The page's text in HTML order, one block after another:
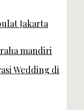
Jakarta
mandiri
Wedding di